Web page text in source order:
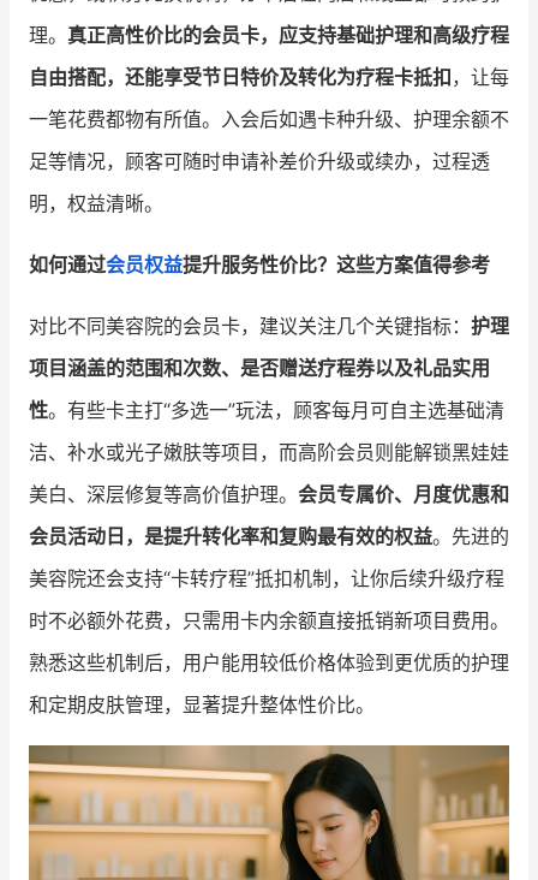
理。 真正高性价比的会员卡，应支持基础护理和高级疗程
自由搭配，还能享受节日特价及转化为疗程卡抵扣，让每
一笔花费都物有所值。入会后如遇卡种升级、护理余额不
足等情况，顾客可随时申请补差价升级或续办，过程透
明，权益清晰。
如何通过会员权益提升服务性价比？这些方案值得参考
对比不同美容院的会员卡，建议关注几个关键指标： 护理
项目涵盖的范围和次数、是否赠送疗程券以及礼品实用
性。有些卡主打“多选一”玩法，顾客每月可自主选基础清
洁、补水或光子嫩肤等项目，而高阶会员则能解锁黑娃娃
美白、深层修复等高价值护理。 会员专属价、月度优惠和
会员活动日，是提升转化率和复购最有效的权益。先进的
美容院还会支持“卡转疗程”抵扣机制，让你后续升级疗程
时不必额外花费，只需用卡内余额直接抵销新项目费用。
熟悉这些机制后，用户能用较低价格体验到更优质的护理
和定期皮肤管理，显著提升整体性价比。